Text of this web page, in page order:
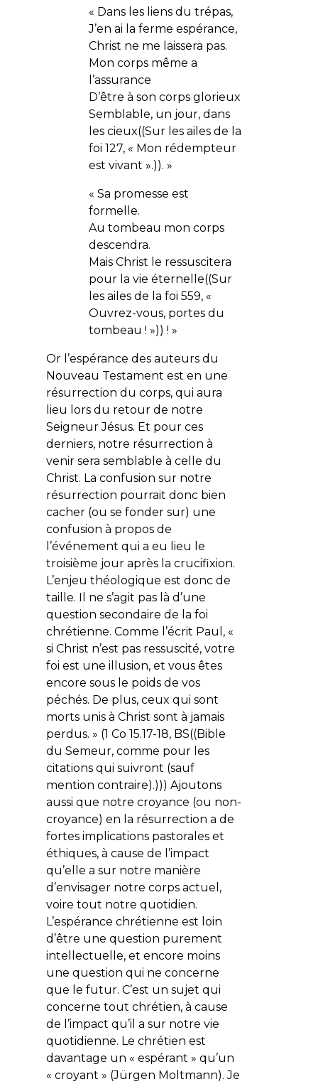
« Dans les liens du trépas,
J’en ai la ferme espérance,
Christ ne me laissera pas.
Mon corps même a
l’assurance
D’être à son corps glorieux
Semblable, un jour, dans
les cieux((Sur les ailes de la
foi 127, « Mon rédempteur
est vivant ».)). »
« Sa promesse est
formelle.
Au tombeau mon corps
descendra.
Mais Christ le ressuscitera
pour la vie éternelle((Sur
les ailes de la foi 559, «
Ouvrez-vous, portes du
tombeau ! »)) ! »
Or l’espérance des auteurs du
Nouveau Testament est en une
résurrection du corps, qui aura
lieu lors du retour de notre
Seigneur Jésus. Et pour ces
derniers, notre résurrection à
venir sera semblable à celle du
Christ. La confusion sur notre
résurrection pourrait donc bien
cacher (ou se fonder sur) une
confusion à propos de
l’événement qui a eu lieu le
troisième jour après la crucifixion.
L’enjeu théologique est donc de
taille. Il ne s’agit pas là d’une
question secondaire de la foi
chrétienne. Comme l’écrit Paul, «
si Christ n’est pas ressuscité, votre
foi est une illusion, et vous êtes
encore sous le poids de vos
péchés. De plus, ceux qui sont
morts unis à Christ sont à jamais
perdus. » (1 Co 15.17-18, BS((Bible
du Semeur, comme pour les
citations qui suivront (sauf
mention contraire).))) Ajoutons
aussi que notre croyance (ou non-
croyance) en la résurrection a de
fortes implications pastorales et
éthiques, à cause de l’impact
qu’elle a sur notre manière
d’envisager notre corps actuel,
voire tout notre quotidien.
L’espérance chrétienne est loin
d’être une question purement
intellectuelle, et encore moins
une question qui ne concerne
que le futur. C’est un sujet qui
concerne tout chrétien, à cause
de l’impact qu’il a sur notre vie
quotidienne. Le chrétien est
davantage un « espérant » qu’un
« croyant » (Jürgen Moltmann). Je